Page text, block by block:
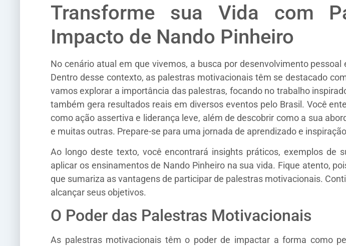
Transforme sua Vida com
Impacto de Nando Pinheiro
No cenário atual em que vivemos, a busca por desenvolvimento
Dentro desse contexto, as palestras motivacionais têm se destacado
vamos explorar a importância das palestras, focando no trabalho
também gera resultados reais em diversos eventos pelo Brasil. Você
como ação assertiva e liderança leve, além de descobrir como a sua
e muitas outras. Prepare-se para uma jornada de aprendizado e
Ao longo deste texto, você encontrará insights práticos, exemplos de
aplicar os ensinamentos de Nando Pinheiro na sua vida. Fique atento,
que sumariza as vantagens de participar de palestras motivacionais.
alcançar seus objetivos.
O Poder das Palestras Motivacionais
As palestras motivacionais têm o poder de impactar a forma como